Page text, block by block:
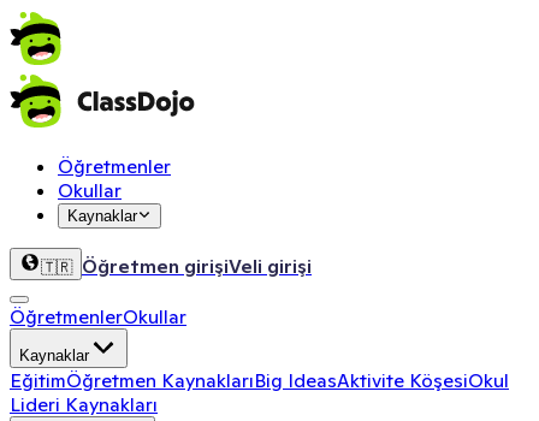
Öğretmenler
Okullar
Kaynaklar
🇹🇷 Öğretmen girişiVeli girişi
ÖğretmenlerOkullar
Kaynaklar
EğitimÖğretmen KaynaklarıBig IdeasAktivite KöşesiOkul
Lideri Kaynakları